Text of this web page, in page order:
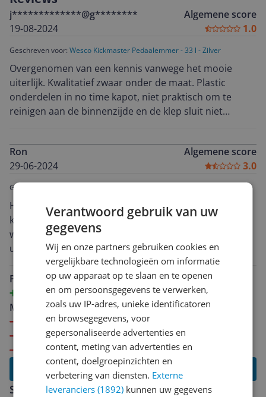
j*************@g********
19-08-2024
Algemene score
1.0
Geschreven voor: Wesco Kickmaster Pedaalemmer - 33 l - Zilver
Overgenomen van een kennis vanwege het mooie
uiterlijk. Kwalitatief zwaar onder de maat. Plastic
onderdelen in no time kapot, niet praktisch om te
reinigen aan de binnenzijde en de klep sluit niet
Ron
29-06-2024
Algemene score
3.0
Geschreven voor:
Het van ouds bekende merk Wesco uit de U.S. maakte
kwaliteits producten. De gisteren binnengekomen
wesco kickmaster prullenbak had nog wel de
uitstraling maar niet meer de kwaliteit. Voor over de
200 euro een prullenbak met plastic voetpedaal en
handvatten was een schim van wat het ooit was. Het is
dan ook een verschrikkelijke tegenvaller als je naar
zoveel jaar nu opeens een product levert wat in elkaar
is gesleuteld met plastic maar waarvoor je een prijs
betaald waarvan je mag verwachten dat er voor de
belangrijkste onderdelen goed materiaal gebruikt
(metaal) wordt. Erg jammer.
Pluspunten
Design
Minpunten
Brouwkwaliteit
Plastic voor belangrijke onderdelen
Lees alle reviews
Schrijf een review
Verantwoord gebruik van uw
gegevens
Wij en onze partners gebruiken cookies en
vergelijkbare technologieën om informatie
op uw apparaat op te slaan en te openen
en om persoonsgegevens te verwerken,
zoals uw IP-adres, unieke identificatoren
en browsegegevens, voor
gepersonaliseerde advertenties en
content, meting van advertenties en
content, doelgroepinzichten en
verbetering van diensten. Externe
leveranciers (1892) kunnen uw gegevens